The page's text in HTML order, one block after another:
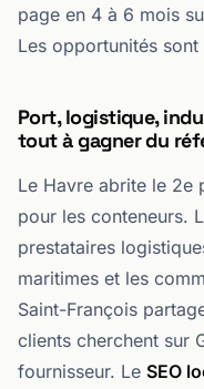
page en 4 à 6 mois
Les opportunités
Port, logistique,
tout à gagner du
Le Havre abrite le 2e
pour les conteneurs.
prestataires
maritimes et les
Saint-François
clients cherchent sur
fournisseur. Le SEO